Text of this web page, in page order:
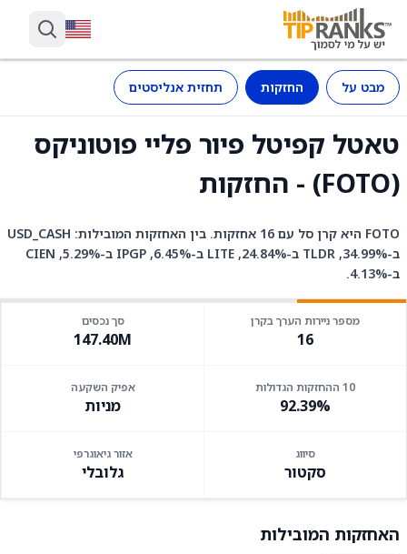
מבט על החזקות תחזית אנליסטים
טאטל קפיטל פיור פליי פוטוניקס
(FOTO) - החזקות
FOTO היא קרן סל עם 16 אחזקות. בין האחזקות המובילות: USD_CASH
ב-34.99%, TLDR ב-24.84%, LITE ב-6.45%, IPGP ב-5.29%, CIEN
ב-4.13%.
מספר ניירות הערך בקרן
16
סך נכסים
147.40M
10 ההחזקות הגדולות
92.39%
אפיק השקעה
מניות
סיווג
סקטור
אזור גיאוגרפי
גלובלי
האחזקות המובילות